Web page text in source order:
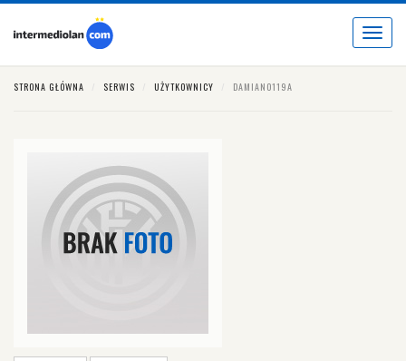
Toggle
STRONA GŁÓWNA SERWIS UŻYTKOWNICY DAMIANO119A